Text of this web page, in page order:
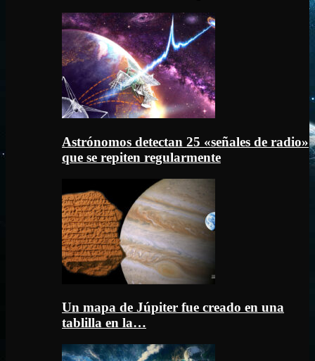
Astrónomos detectan 25 «señales de radio»
que se repiten regularmente
Un mapa de Júpiter fue creado en una
tablilla en la…